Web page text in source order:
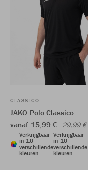
CLASSICO
JAKO Polo Classico
vanaf 15,99 € 29,99 €
Verkrijgbaar
in 10
verschillende
kleuren
Verkrijgbaar
in 10
verschillende
kleuren